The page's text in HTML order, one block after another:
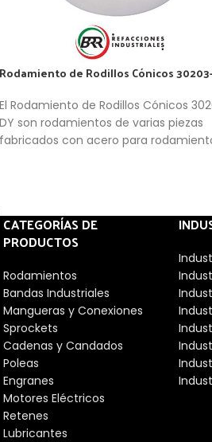
Rodamiento de Rodillos Cónicos
El Rodamiento de Rodillos Cónicos
DY son rodamientos de varias piezas
fabricados con acero para
soportar elevadas cargas
radiales y unidireccionales.
CATEGORÍAS DE
PRODUCTOS
Rodamientos
Bandas Industriales
Mangueras y Conexiones
Sprockets
Cadenas y Candados
Poleas
Engranes
Motores Eléctricos
Retenes
Lubricantes